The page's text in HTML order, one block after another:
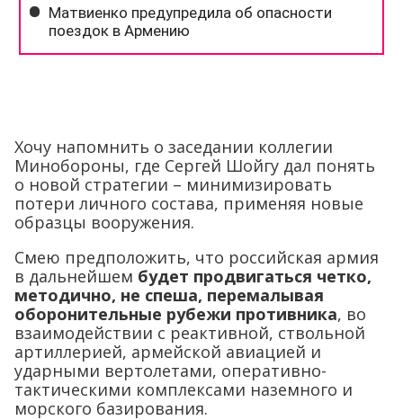
Хочу напомнить о заседании коллегии
Минобороны, где Сергей Шойгу дал понять
о новой стратегии – минимизировать
потери личного состава, применяя новые
образцы вооружения.
Смею предположить, что российская армия
в дальнейшем будет продвигаться четко,
методично, не спеша, перемалывая
оборонительные рубежи противника, во
взаимодействии с реактивной, ствольной
артиллерией, армейской авиацией и
ударными вертолетами, оперативно-
тактическими комплексами наземного и
морского базирования.